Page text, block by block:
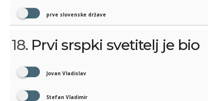
prve slovenske države
18. Prvi srspki svetitelj je bio
Jovan Vladislav
Stefan Vladimir